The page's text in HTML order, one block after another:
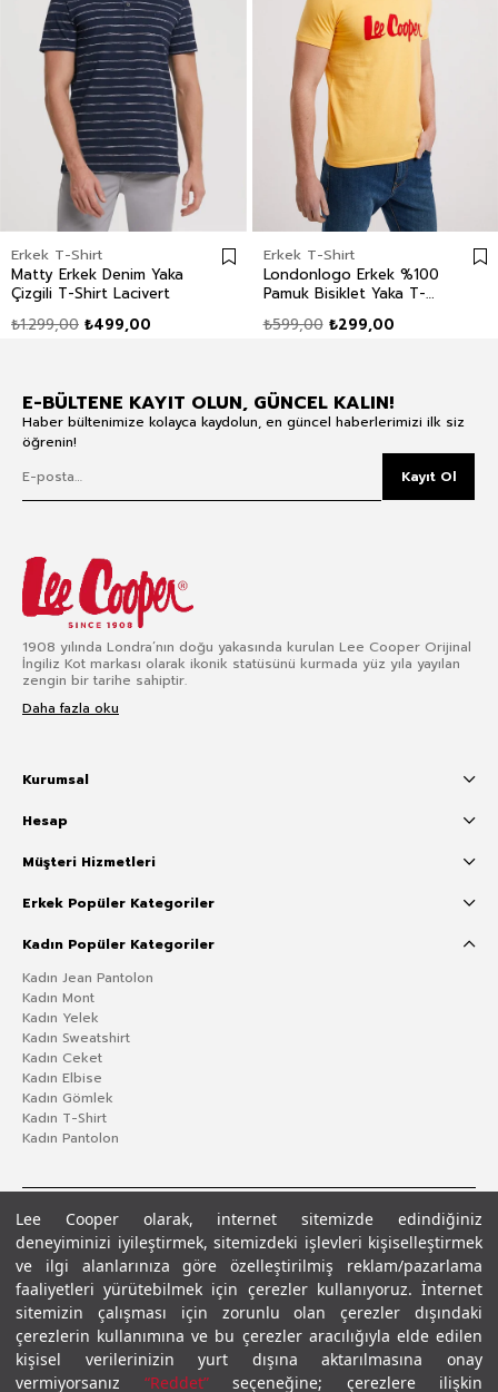
Lee Cooper olarak, internet sitemizde edindiğiniz
deneyiminizi iyileştirmek, sitemizdeki işlevleri kişiselleştirmek
ve ilgi alanlarınıza göre özelleştirilmiş reklam/pazarlama
faaliyetleri yürütebilmek için çerezler kullanıyoruz. İnternet
sitemizin çalışması için zorunlu olan çerezler dışındaki
çerezlerin kullanımına ve bu çerezler aracılığıyla elde edilen
kişisel verilerinizin yurt dışına aktarılmasına onay
vermiyorsanız “Reddet”seçeneğine; çerezlere ilişkin
Erkek T-Shirt
Matty Erkek Denim Yaka
Çizgili T-Shirt Lacivert
₺499,00
₺1.299,00
Erkek T-Shirt
Londonlogo Erkek %100
Pamuk Bisiklet Yaka T-
₺299,00
₺599,00
E-BÜLTENE KAYIT OLUN, GÜNCEL KALIN!
Haber bültenimize kolayca kaydolun, en güncel haberlerimizi ilk siz
öğrenin!
Kayıt Ol
1908 yılında Londra’nın doğu yakasında kurulan Lee Cooper Orijinal
İngiliz Kot markası olarak ikonik statüsünü kurmada yüz yıla yayılan
zengin bir tarihe sahiptir.
Daha fazla oku
Kurumsal
Hesap
Müşteri Hizmetleri
Erkek Popüler Kategoriler
Kadın Popüler Kategoriler
Kadın Jean Pantolon
Kadın Mont
Kadın Yelek
Kadın Sweatshirt
Kadın Ceket
Kadın Elbise
Kadın Gömlek
Kadın T-Shirt
Kadın Pantolon
Gizlilik PolitikasıÇerez Politikası KVKK Aydınlatma MetniŞartlar ve Koşullar
© 2026 Leecooper - Tüm Hakları Saklıdır.